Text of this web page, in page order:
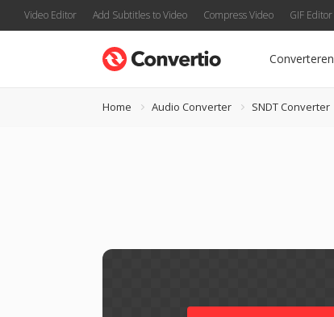
Video Editor Add Subtitles to Video Compress Video GIF Editor
Converteren
Home Audio Converter SNDT Converter